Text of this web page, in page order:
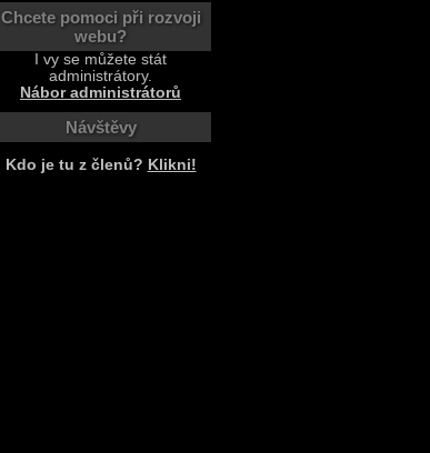
Chcete pomoci při rozvoji
webu?
I vy se můžete stát
administrátory.
Nábor administrátorů
Návštěvy
Kdo je tu z členů? Klikni!